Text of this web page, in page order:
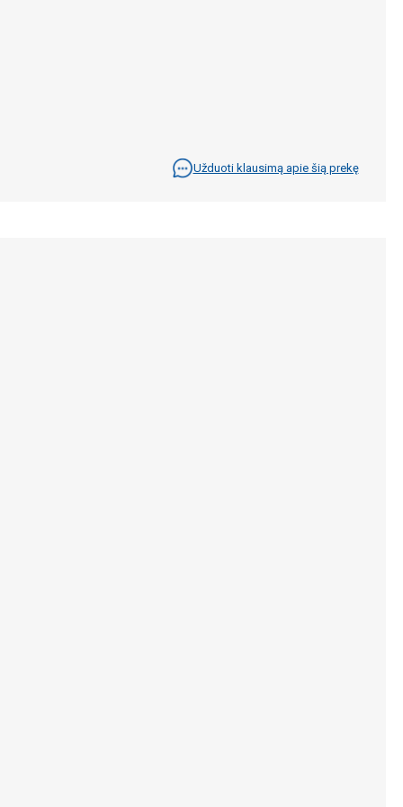
Užduoti klausimą apie šią prekę